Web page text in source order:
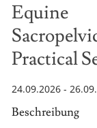
Equine
Practical
24.09.2026 -
Beschreibung